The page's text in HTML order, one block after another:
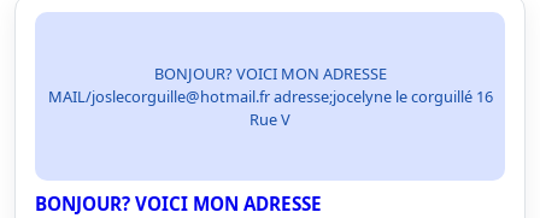
BONJOUR? VOICI MON ADRESSE
MAIL/joslecorguille@hotmail.fr adresse;jocelyne le corguillé 16
Rue V
BONJOUR? VOICI MON ADRESSE